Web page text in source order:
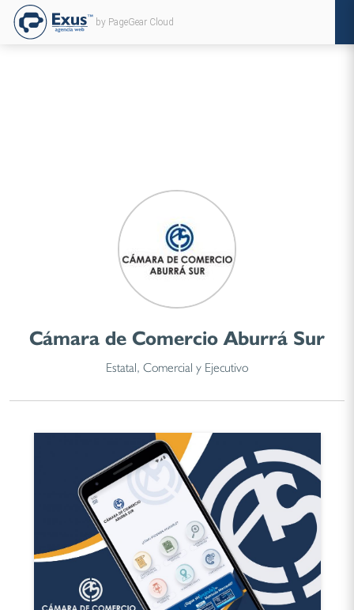
by PageGear Cloud
Cámara de Comercio Aburrá Sur
Estatal, Comercial y Ejecutivo